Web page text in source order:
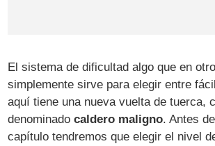
El sistema de dificultad algo que en
simplemente sirve para elegir entre
aquí tiene una nueva vuelta de tuerca,
denominadocaldero maligno. Antes
capítulo tendremos que elegir el nivel